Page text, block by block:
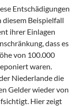
Entschädigungen
Beispielfall
ihrer Einlagen
dass es
von 100.000
waren.
Niederlande die
Gelder wieder von
Hier zeigt